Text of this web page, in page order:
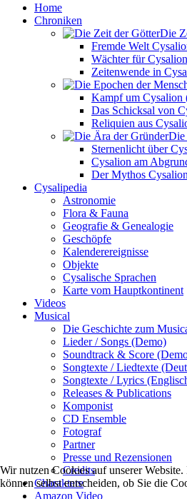
Home
Chroniken
Die
Fremde Welt
Wächter für
Zeitenwende in
Kampf um Cysalion
Das Schicksal von
Reliquien aus
Die
Sternenlicht über
Cysalion am
Der Mythos
Cysalipedia
Astronomie
Flora & Fauna
Geografie & Genealogie
Geschöpfe
Kalenderereignisse
Objekte
Cysalische Sprachen
Karte vom Hauptkontinent
Videos
Musical
Die Geschichte zum
Lieder / Songs (Demo)
Soundtrack & Score
Songtexte / Liedtexte
Songtexte / Lyrics
Releases & Publications
Komponist
CD Ensemble
Fotograf
Partner
Presse und Rezensionen
Credits
Charaktere
Amazon Video
Wir nutzen Cookies auf unserer
können selbst entscheiden, ob Sie die